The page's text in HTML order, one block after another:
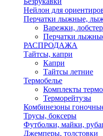
Нейлон для
Перчатки лыжные,
Варежки,
Перчатки
РАСПРОДАЖА
Тайтсы, капри
Капри
Тайтсы летние
Термобелье
Комплекты
Терморейтузы
Комбинезоны
Трусы, боксеры
Футболки, майки,
Джемперы, толстовки